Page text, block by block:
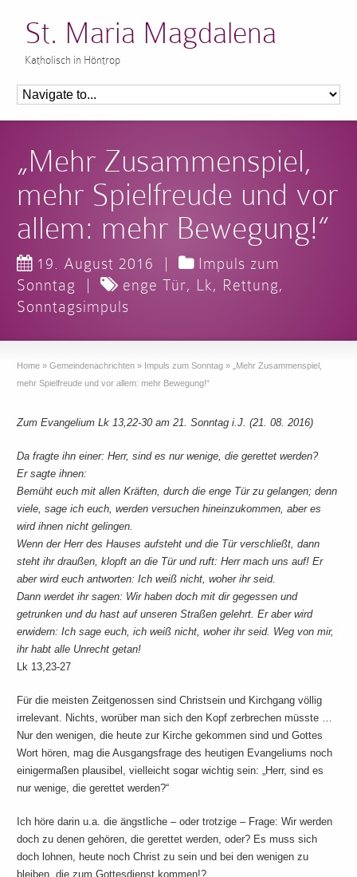
St. Maria Magdalena
Katholisch in Höntrop
„Mehr Zusammenspiel,
mehr Spielfreude und vor
allem: mehr Bewegung!“
19. August 2016 |
Impuls zum
Sonntag
| enge Tür, Lk, Rettung,
Sonntagsimpuls
Home » Gemeindenachrichten » Impuls zum Sonntag »
„Mehr Zusammenspiel,
mehr Spielfreude und vor allem: mehr Bewegung!“
Zum Evangelium Lk 13,22-30 am 21. Sonntag i.J. (21. 08. 2016)
Da fragte ihn einer: Herr, sind es nur wenige, die gerettet werden?
Er sagte ihnen:
Bemüht euch mit allen Kräften, durch die enge Tür zu gelangen; denn
viele, sage ich euch, werden versuchen hineinzukommen, aber es
wird ihnen nicht gelingen.
Wenn der Herr des Hauses aufsteht und die Tür verschließt, dann
steht ihr draußen, klopft an die Tür und ruft: Herr mach uns auf! Er
aber wird euch antworten: Ich weiß nicht, woher ihr seid.
Dann werdet ihr sagen: Wir haben doch mit dir gegessen und
getrunken und du hast auf unseren Straßen gelehrt. Er aber wird
erwidern: Ich sage euch, ich weiß nicht, woher ihr seid. Weg von mir,
ihr habt alle Unrecht getan!
Lk 13,23-27
Für die meisten Zeitgenossen sind Christsein und Kirchgang völlig
irrelevant. Nichts, worüber man sich den Kopf zerbrechen müsste …
Nur den wenigen, die heute zur Kirche gekommen sind und Gottes
Wort hören, mag die Ausgangsfrage des heutigen Evangeliums noch
einigermaßen plausibel, vielleicht sogar wichtig sein: „Herr, sind es
nur wenige, die gerettet werden?“
Ich höre darin u.a. die ängstliche – oder trotzige – Frage: Wir werden
doch zu denen gehören, die gerettet werden, oder? Es muss sich
doch lohnen, heute noch Christ zu sein und bei den wenigen zu
bleiben, die zum Gottesdienst kommen!?